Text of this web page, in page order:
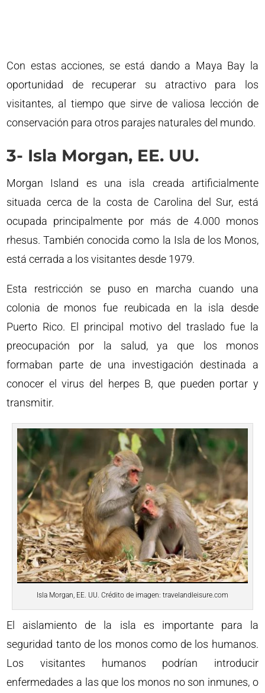
Con estas acciones, se está dando a Maya Bay la
oportunidad de recuperar su atractivo para los
visitantes, al tiempo que sirve de valiosa lección de
conservación para otros parajes naturales del mundo.
3- Isla Morgan, EE. UU.
Morgan Island es una isla creada artificialmente
situada cerca de la costa de Carolina del Sur, está
ocupada principalmente por más de 4.000 monos
rhesus. También conocida como la Isla de los Monos,
está cerrada a los visitantes desde 1979.
Esta restricción se puso en marcha cuando una
colonia de monos fue reubicada en la isla desde
Puerto Rico. El principal motivo del traslado fue la
preocupación por la salud, ya que los monos
formaban parte de una investigación destinada a
conocer el virus del herpes B, que pueden portar y
transmitir.
Isla Morgan, EE. UU. Crédito de imagen: travelandleisure.com
El aislamiento de la isla es importante para la
seguridad tanto de los monos como de los humanos.
Los visitantes humanos podrían introducir
enfermedades a las que los monos no son inmunes, o